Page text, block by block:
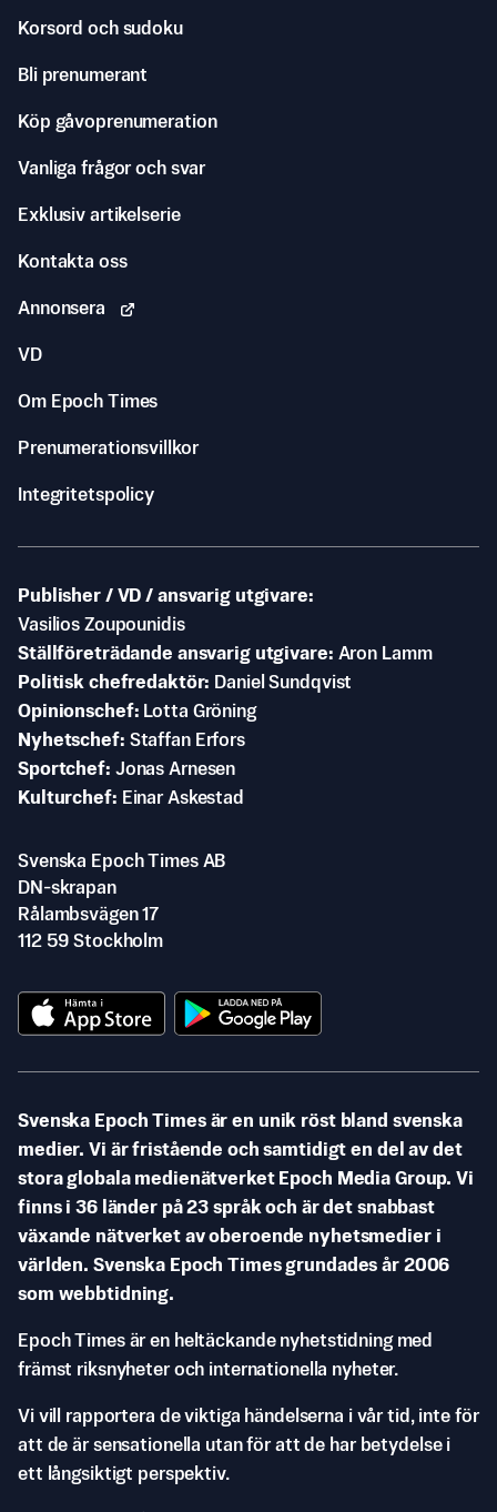
Korsord och sudoku
Bli prenumerant
Köp gåvoprenumeration
Vanliga frågor och svar
Exklusiv artikelserie
Kontakta oss
Annonsera
VD
Om Epoch Times
Prenumerationsvillkor
Integritetspolicy
Publisher / VD / ansvarig utgivare
Vasilios Zoupounidis
Ställföreträdande ansvarig utgivare Aron Lamm
Politisk chefredaktör
Daniel Sundqvist
Opinionschef
Lotta Gröning
Nyhetschef Staffan Erfors
Sportchef Jonas Arnesen
Kulturchef
Einar Askestad
Svenska Epoch Times AB
DN-skrapan
Rålambsvägen 17
112 59 Stockholm
Svenska Epoch Times är en unik röst bland svenska
medier. Vi är fristående och samtidigt en del av det
stora globala medienätverket Epoch Media Group. Vi
finns i 36 länder på 23 språk och är det snabbast
växande nätverket av oberoende nyhetsmedier i
världen. Svenska Epoch Times grundades år 2006
som webbtidning.
Epoch Times är en heltäckande nyhetstidning med
främst riksnyheter och internationella nyheter.
Vi vill rapportera de viktiga händelserna i vår tid, inte för
att de är sensationella utan för att de har betydelse i
ett långsiktigt perspektiv.